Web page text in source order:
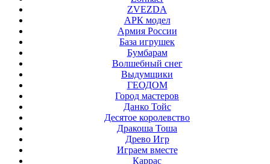
ZVEZDA
АРК модел
Армия России
База игрушек
Бумбарам
Волшебный снег
Выдумщики
ГЕОДОМ
Город мастеров
Данко Тойс
Десятое королевство
Дракоша Тоша
Древо Игр
Играем вместе
Каррас